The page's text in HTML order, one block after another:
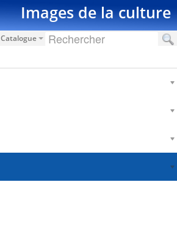
Images de la culture
Catalogue